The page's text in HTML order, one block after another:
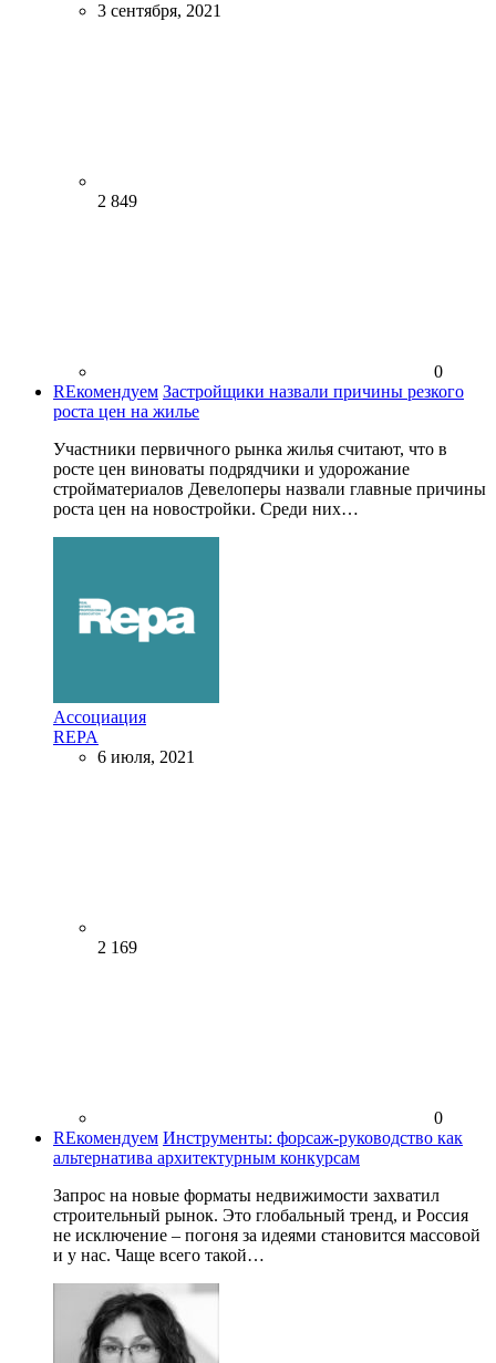
3 сентября, 2021
2 849
0
REкомендуем Застройщики назвали причины резкого
роста цен на жилье
Участники первичного рынка жилья считают, что в
росте цен виноваты подрядчики и удорожание
стройматериалов Девелоперы назвали главные причины
роста цен на новостройки. Среди них…
Ассоциация
REPA
6 июля, 2021
2 169
0
REкомендуем Инструменты: форсаж-руководство как
альтернатива архитектурным конкурсам
Запрос на новые форматы недвижимости захватил
строительный рынок. Это глобальный тренд, и Россия
не исключение – погоня за идеями становится массовой
и у нас. Чаще всего такой…